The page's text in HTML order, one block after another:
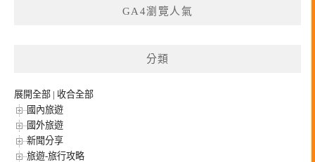
GA4瀏覽人氣
分類
展開全部 | 收合全部
國內旅遊
國外旅遊
新聞分享
旅遊-旅行攻略